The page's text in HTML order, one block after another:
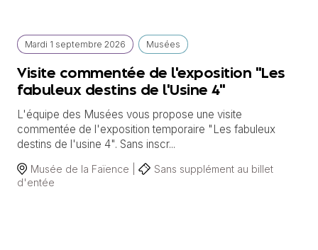
Mardi 1 septembre 2026 Musées
Visite commentée de l'exposition "Les
fabuleux destins de l'Usine 4"
L'équipe des Musées vous propose une visite
commentée de l'exposition temporaire "Les fabuleux
destins de l'usine 4". Sans inscr...
Musée de la Faïence |
Sans supplément au billet
d'entée